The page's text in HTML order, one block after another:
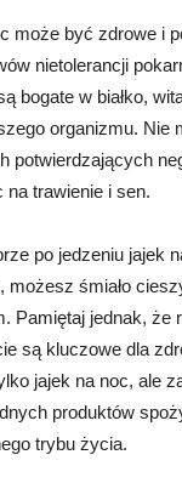
może być zdrowe i
nietolerancji
bogate w białko,
organizmu. Nie
potwierdzających
na trawienie i sen.
po jedzeniu jajek
możesz śmiało
Pamiętaj jednak, że
są kluczowe dla
jajek na noc, ale
produktów
trybu życia.